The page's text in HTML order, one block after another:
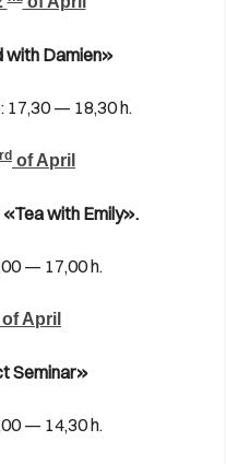
with Damien»
17,30 — 18,30 h.
rd of April
with Emily».
— 17,00 h.
of April
Seminar»
— 14,30 h.